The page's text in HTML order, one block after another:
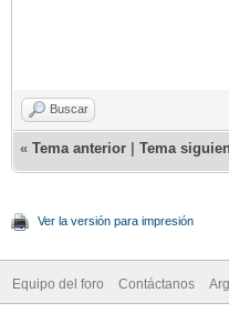
Buscar
« Tema anterior Tema
Ver la versión para impresión
Equipo del foro Contáctanos